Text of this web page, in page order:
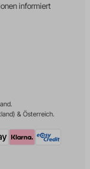
informiert
& Österreich.